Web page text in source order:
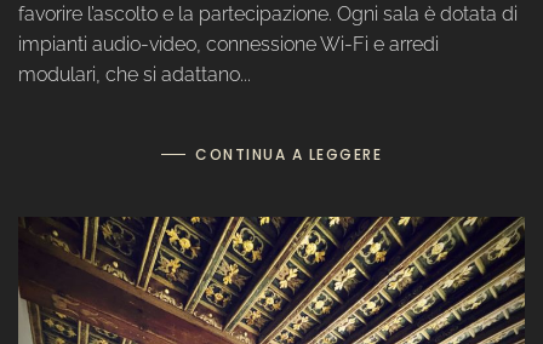
favorire l’ascolto e la partecipazione. Ogni sala è dotata di
impianti audio-video, connessione Wi-Fi e arredi
modulari, che si adattano...
CONTINUA A LEGGERE